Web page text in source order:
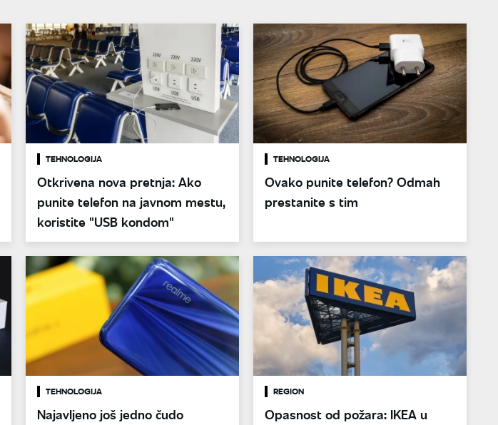
TEHNOLOGIJA
Otkrivena nova pretnja: Ako
punite telefon na javnom mestu,
koristite "USB kondom"
TEHNOLOGIJA
Ovako punite telefon? Odmah
prestanite s tim
TEHNOLOGIJA
Najavljeno još jedno čudo
REGION
Opasnost od požara: IKEA u